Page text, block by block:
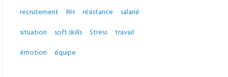
recrutement
RH résistance
salarié
situation
soft skills Stress
travail
émotion
équipe